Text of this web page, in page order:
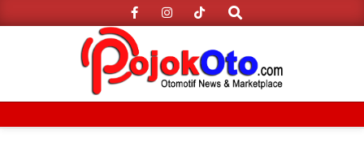
to
Search